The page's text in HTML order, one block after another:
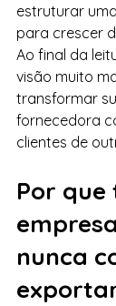
estruturar
para crescer
Ao final da
visão muito
transformar
fornecedora
clientes de
Por
nunca